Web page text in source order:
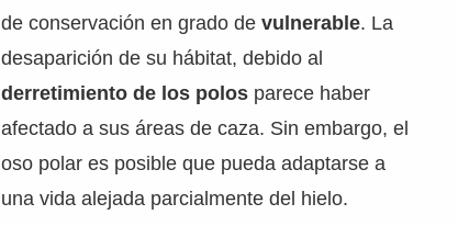
de conservación en grado devulnerable. La
desaparición de su hábitat, debido al
derretimiento de los polos parece haber
afectado a sus áreas de caza. Sin embargo, el
oso polar es posible que pueda adaptarse a
una vida alejada parcialmente del hielo.